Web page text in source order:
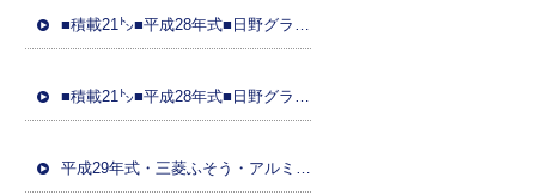
■積載21㌧■平成28年式■日野グラプロ■平成28年式トレーラーダンプセット(コボレーン付)■車検8年3月21日■距離48万㌔■ETC■土砂ダンプ
■積載21㌧■平成28年式■日野グラプ■平成28年式トレーラーダンプセット(コボレーン)■車検8年3月31日■距離95万㌔■ドラレコ■土砂ダンプ
平成29年式・三菱ふそう・アルミウイング(日本トレクス)・マニュアルF7・積載13600kg・距離86万㌔・380馬力・バックカメラ